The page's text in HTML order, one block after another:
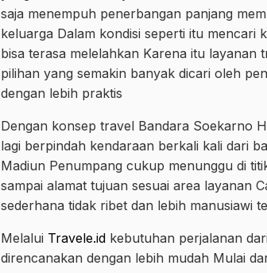
saja menempuh penerbangan panjang
keluarga Dalam kondisi seperti itu mencari
bisa terasa melelahkan Karena itu layanan
pilihan yang semakin banyak dicari oleh
dengan lebih praktis
Dengan konsep travel Bandara Soekarno
lagi berpindah kendaraan berkali kali dari
Madiun Penumpang cukup menunggu di
sampai alamat tujuan sesuai area layanan
sederhana tidak ribet dan lebih manusiawi
Melalui Travele.id kebutuhan perjalanan
direncanakan dengan lebih mudah Mulai